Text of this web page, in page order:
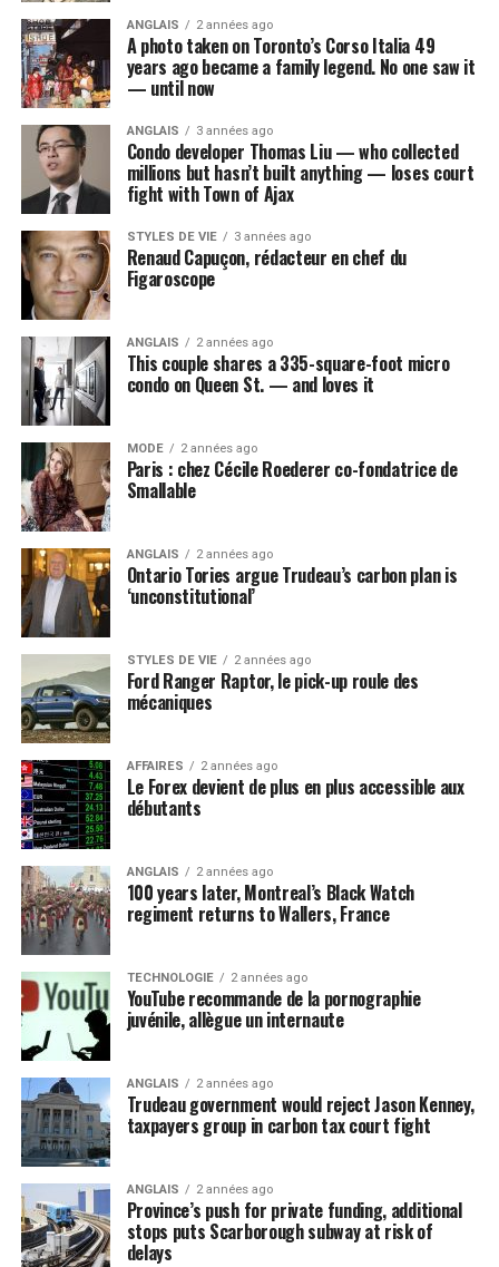
ANGLAIS 2 années ago
A photo taken on Toronto’s Corso Italia 49
years ago became a family legend. No one saw it
— until now
ANGLAIS 3 années ago
Condo developer Thomas Liu — who collected
millions but hasn’t built anything — loses court
fight with Town of Ajax
STYLES DE VIE 3 années ago
Renaud Capuçon, rédacteur en chef du
Figaroscope
ANGLAIS 2 années ago
This couple shares a 335-square-foot micro
condo on Queen St. — and loves it
MODE 2 années ago
Paris : chez Cécile Roederer co-fondatrice de
Smallable
ANGLAIS 2 années ago
Ontario Tories argue Trudeau’s carbon plan is
‘unconstitutional’
STYLES DE VIE 2 années ago
Ford Ranger Raptor, le pick-up roule des
mécaniques
AFFAIRES 2 années ago
Le Forex devient de plus en plus accessible aux
débutants
ANGLAIS 2 années ago
100 years later, Montreal’s Black Watch
regiment returns to Wallers, France
TECHNOLOGIE 2 années ago
YouTube recommande de la pornographie
juvénile, allègue un internaute
ANGLAIS 2 années ago
Trudeau government would reject Jason Kenney,
taxpayers group in carbon tax court fight
ANGLAIS 2 années ago
Province’s push for private funding, additional
stops puts Scarborough subway at risk of
delays